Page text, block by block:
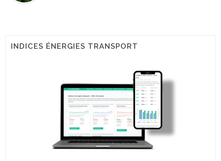
INDICES ÉNERGIES TRANSPORT